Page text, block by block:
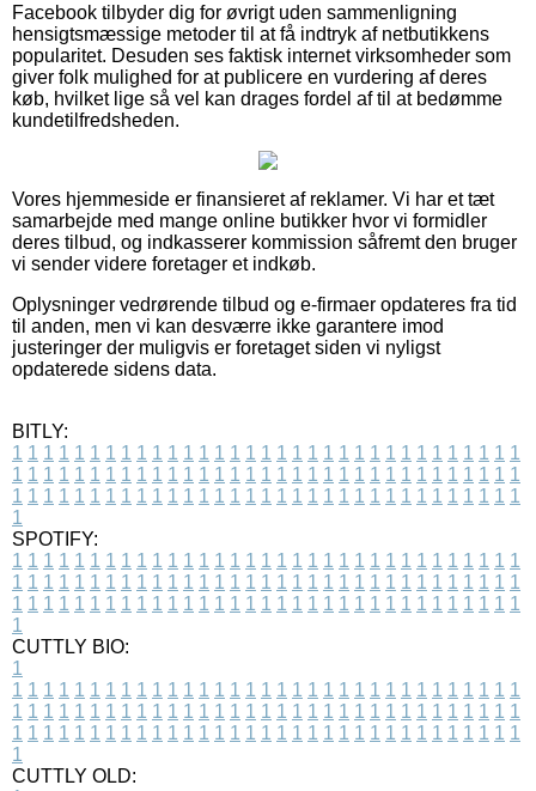
Facebook tilbyder dig for øvrigt uden sammenligning
hensigtsmæssige metoder til at få indtryk af netbutikkens
popularitet. Desuden ses faktisk internet virksomheder som
giver folk mulighed for at publicere en vurdering af deres
køb, hvilket lige så vel kan drages fordel af til at bedømme
kundetilfredsheden.
Vores hjemmeside er finansieret af reklamer. Vi har et tæt
samarbejde med mange online butikker hvor vi formidler
deres tilbud, og indkasserer kommission såfremt den bruger
vi sender videre foretager et indkøb.
Oplysninger vedrørende tilbud og e-firmaer opdateres fra tid
til anden, men vi kan desværre ikke garantere imod
justeringer der muligvis er foretaget siden vi nyligst
opdaterede sidens data.
BITLY:
1 1 1 1 1 1 1 1 1 1 1 1 1 1 1 1 1 1 1 1 1 1 1 1 1 1 1 1 1 1 1 1 1
1 1 1 1 1 1 1 1 1 1 1 1 1 1 1 1 1 1 1 1 1 1 1 1 1 1 1 1 1 1 1 1 1
1 1 1 1 1 1 1 1 1 1 1 1 1 1 1 1 1 1 1 1 1 1 1 1 1 1 1 1 1 1 1 1 1
1
SPOTIFY:
1 1 1 1 1 1 1 1 1 1 1 1 1 1 1 1 1 1 1 1 1 1 1 1 1 1 1 1 1 1 1 1 1
1 1 1 1 1 1 1 1 1 1 1 1 1 1 1 1 1 1 1 1 1 1 1 1 1 1 1 1 1 1 1 1 1
1 1 1 1 1 1 1 1 1 1 1 1 1 1 1 1 1 1 1 1 1 1 1 1 1 1 1 1 1 1 1 1 1
1
CUTTLY BIO:
1
1 1 1 1 1 1 1 1 1 1 1 1 1 1 1 1 1 1 1 1 1 1 1 1 1 1 1 1 1 1 1 1 1
1 1 1 1 1 1 1 1 1 1 1 1 1 1 1 1 1 1 1 1 1 1 1 1 1 1 1 1 1 1 1 1 1
1 1 1 1 1 1 1 1 1 1 1 1 1 1 1 1 1 1 1 1 1 1 1 1 1 1 1 1 1 1 1 1 1
1
CUTTLY OLD: